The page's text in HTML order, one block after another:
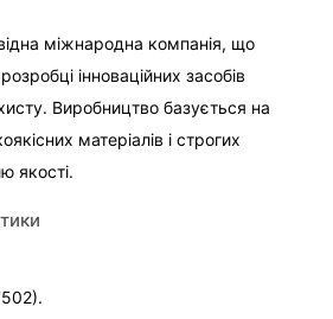
міжнародна компанія, що
інноваційних засобів
Виробництво базується на
матеріалів і строгих
якості.